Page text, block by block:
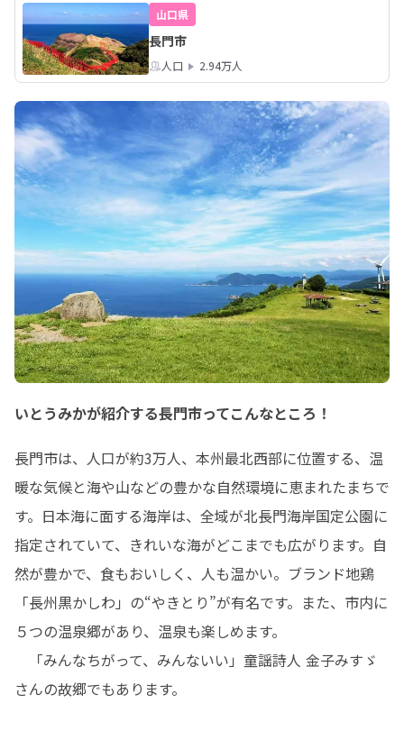
山口県
長門市
人口 2.94万人
いとうみかが紹介する長門市ってこんなところ！
長門市は、人口が約3万人、本州最北西部に位置する、温
暖な気候と海や山などの豊かな自然環境に恵まれたまちで
す。日本海に面する海岸は、全域が北長門海岸国定公園に
指定されていて、きれいな海がどこまでも広がります。自
然が豊かで、食もおいしく、人も温かい。ブランド地鶏
「長州黒かしわ」の“やきとり”が有名です。また、市内に
５つの温泉郷があり、温泉も楽しめます。
「みんなちがって、みんないい」童謡詩人 金子みすゞ
さんの故郷でもあります。